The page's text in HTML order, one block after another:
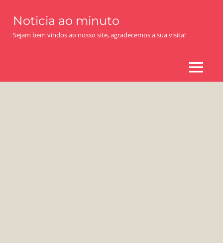
content
Noticia ao minuto
Sejam bem vindos ao nosso site, agradecemos a sua visita!
MENU